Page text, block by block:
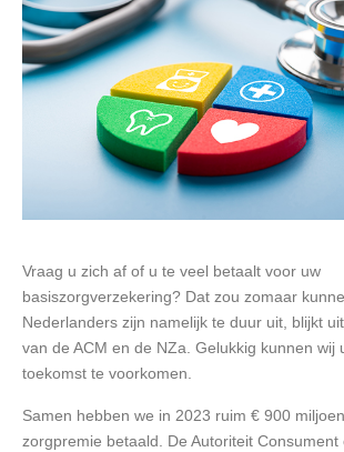
Vraag u zich af of u te veel betaalt voor uw
basiszorgverzekering? Dat zou zomaar
Nederlanders zijn namelijk te duur uit, blijkt
van de ACM en de NZa. Gelukkig kunnen wij
toekomst te voorkomen.
Samen hebben we in 2023 ruim € 900
zorgpremie betaald. De Autoriteit Consument